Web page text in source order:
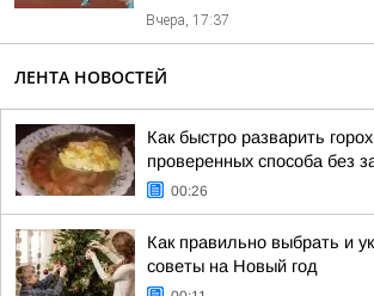
Вчера, 17:37
ЛЕНТА НОВОСТЕЙ
Как быстро разварить
проверенных способа без
00:26
Как правильно выбрать и
советы на Новый год